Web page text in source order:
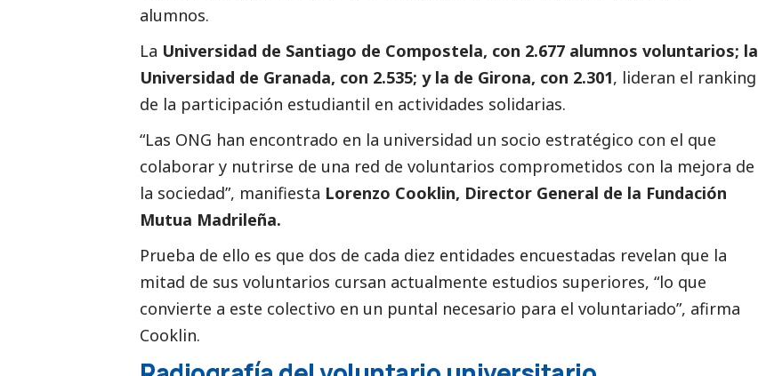
alumnos.
La Universidad de Santiago de Compostela, con 2.677 alumnos voluntarios; la
Universidad de Granada, con 2.535; y la de Girona, con 2.301, lideran el ranking
de la participación estudiantil en actividades solidarias.
“Las ONG han encontrado en la universidad un socio estratégico con el que
colaborar y nutrirse de una red de voluntarios comprometidos con la mejora de
la sociedad”, manifiesta Lorenzo Cooklin, Director General de la Fundación
Mutua Madrileña.
Prueba de ello es que dos de cada diez entidades encuestadas revelan que la
mitad de sus voluntarios cursan actualmente estudios superiores, “lo que
convierte a este colectivo en un puntal necesario para el voluntariado”, afirma
Cooklin.